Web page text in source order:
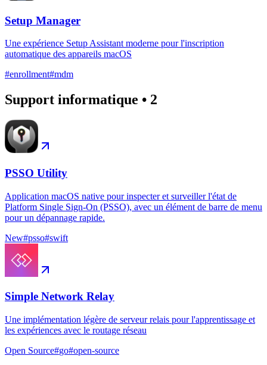
Setup Manager
Une expérience Setup Assistant moderne pour l'inscription
automatique des appareils macOS
#enrollment#mdm
Support informatique • 2
PSSO Utility
Application macOS native pour inspecter et surveiller l'état de
Platform Single Sign-On (PSSO), avec un élément de barre de menu
pour un dépannage rapide.
New#psso#swift
Simple Network Relay
Une implémentation légère de serveur relais pour l'apprentissage et
les expériences avec le routage réseau
Open Source#go#open-source